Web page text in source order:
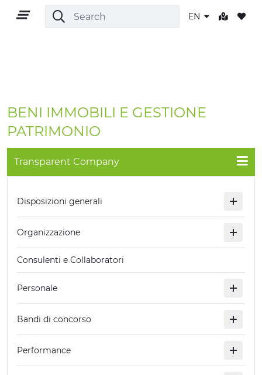
EN
TERRITORY
OUTDOOR
NATURE AND WELLNESS
EXPERIENCES
EVENTS
RECEPTION
BENI IMMOBILI E GESTIONE
PATRIMONIO
Transparent Company
Disposizioni generali
Organizzazione
Consulenti e Collaboratori
Personale
Bandi di concorso
Performance